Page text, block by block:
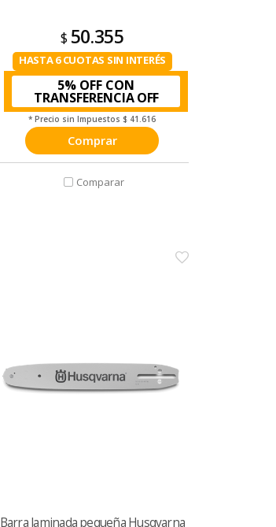
$ 50.355
HASTA 6 CUOTAS SIN INTERÉS
5% OFF CON
TRANSFERENCIA
* Precio sin Impuestos $ 41.616
Comprar
Barra laminada pequeña Husqvarna